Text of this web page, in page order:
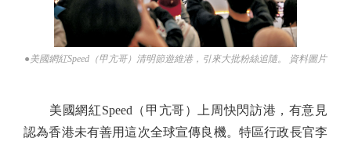
●美國網紅Speed（甲亢哥）清明節遊維港，引來大批粉絲追隨。 資料圖片
美國網紅Speed（甲亢哥）上周快閃訪港，有意見
認為香港未有善用這次全球宣傳良機。特區行政長官李